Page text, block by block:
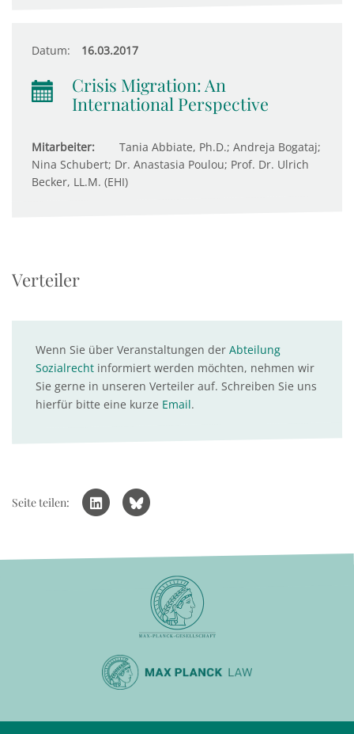
Datum: 16.03.2017
Crisis Migration: An
International Perspective
Mitarbeiter:
Tania Abbiate, Ph.D.; Andreja Bogataj;
Nina Schubert; Dr. Anastasia Poulou; Prof. Dr. Ulrich
Becker, LL.M. (EHI)
Verteiler
Wenn Sie über Veranstaltungen der Abteilung
Sozialrecht informiert werden möchten, nehmen wir
Sie gerne in unseren Verteiler auf. Schreiben Sie uns
hierfür bitte eine kurze Email.
Seite teilen: